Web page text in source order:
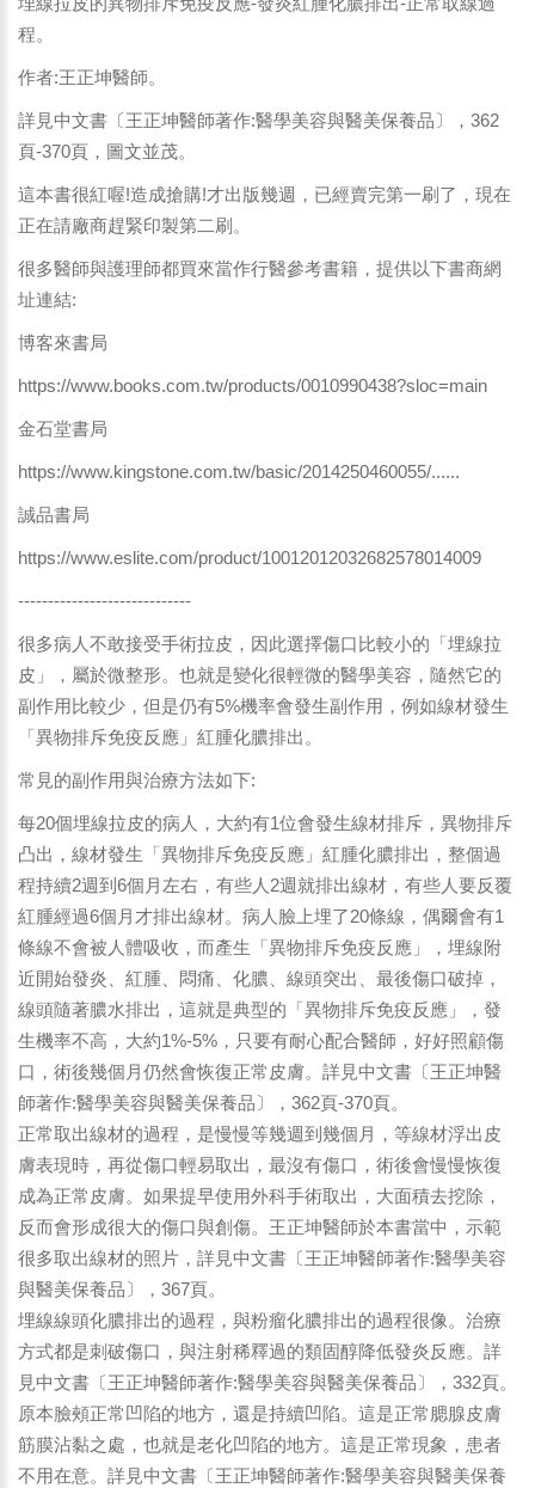
程。
作者:王正坤醫師。
詳見中文書〔王正坤醫師著作:醫學美容與醫美保養品〕，362
頁-370頁，圖文並茂。
這本書很紅喔!造成搶購!才出版幾週，已經賣完第一刷了，現在
正在請廠商趕緊印製第二刷。
很多醫師與護理師都買來當作行醫參考書籍，提供以下書商網
址連結:
博客來書局
https://www.books.com.tw/products/0010990438?sloc=main
金石堂書局
https://www.kingstone.com.tw/basic/2014250460055/......
誠品書局
https://www.eslite.com/product/10012012032682578014009
-----------------------------
很多病人不敢接受手術拉皮，因此選擇傷口比較小的「埋線拉
皮」，屬於微整形。也就是變化很輕微的醫學美容，隨然它的
副作用比較少，但是仍有5%機率會發生副作用，例如線材發生
「異物排斥免疫反應」紅腫化膿排出。
常見的副作用與治療方法如下:
每20個埋線拉皮的病人，大約有1位會發生線材排斥，異物排斥
凸出，線材發生「異物排斥免疫反應」紅腫化膿排出，整個過
程持續2週到6個月左右，有些人2週就排出線材，有些人要反覆
紅腫經過6個月才排出線材。病人臉上埋了20條線，偶爾會有1
條線不會被人體吸收，而產生「異物排斥免疫反應」，埋線附
近開始發炎、紅腫、悶痛、化膿、線頭突出、最後傷口破掉，
線頭隨著膿水排出，這就是典型的「異物排斥免疫反應」，發
生機率不高，大約1%-5%，只要有耐心配合醫師，好好照顧傷
口，術後幾個月仍然會恢復正常皮膚。詳見中文書〔王正坤醫
師著作:醫學美容與醫美保養品〕，362頁-370頁。
正常取出線材的過程，是慢慢等幾週到幾個月，等線材浮出皮
膚表現時，再從傷口輕易取出，最沒有傷口，術後會慢慢恢復
成為正常皮膚。如果提早使用外科手術取出，大面積去挖除，
反而會形成很大的傷口與創傷。王正坤醫師於本書當中，示範
很多取出線材的照片，詳見中文書〔王正坤醫師著作:醫學美容
與醫美保養品〕，367頁。
埋線線頭化膿排出的過程，與粉瘤化膿排出的過程很像。治療
方式都是刺破傷口，與注射稀釋過的類固醇降低發炎反應。詳
見中文書〔王正坤醫師著作:醫學美容與醫美保養品〕，332頁。
原本臉頰正常凹陷的地方，還是持續凹陷。這是正常腮腺皮膚
筋膜沾黏之處，也就是老化凹陷的地方。這是正常現象，患者
不用在意。詳見中文書〔王正坤醫師著作:醫學美容與醫美保養